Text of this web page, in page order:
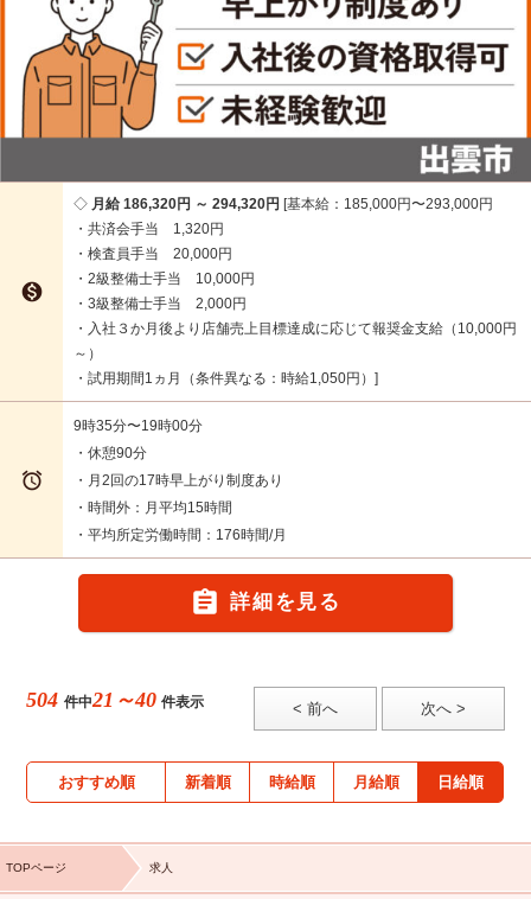

月給 186,320円 ～ 294,320円 基本給：185,000円〜293,000円
・共済会手当 1,320円
・検査員手当 20,000円
・2級整備士手当 10,000円
・3級整備士手当 2,000円
・入社３か月後より店舗売上目標達成に応じて報奨金支給（10,000円
～）
・試用期間1ヵ月（条件異なる：時給1,050円）

9時35分〜19時00分
・休憩90分
・月2回の17時早上がり制度あり
・時間外：月平均15時間
・平均所定労働時間：176時間/月
 詳細を見る
504 件中21～40 件表示 < 前へ 次へ >
おすすめ順 新着順 時給順 月給順 日給順
TOPページ 求人